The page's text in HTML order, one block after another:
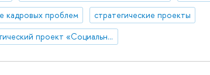
кадровых проблем
стратегические проекты
Стратегический проект «Социальная политика устойчивого развития и инклюзивного экономического роста»